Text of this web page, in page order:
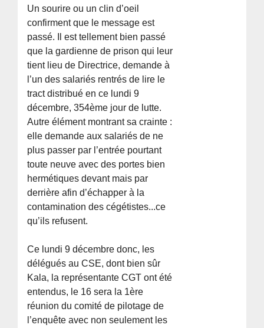
Un sourire ou un clin d’oeil
confirment que le message est
passé. Il est tellement bien passé
que la gardienne de prison qui leur
tient lieu de Directrice, demande à
l’un des salariés rentrés de lire le
tract distribué en ce lundi 9
décembre, 354ème jour de lutte.
Autre élément montrant sa crainte :
elle demande aux salariés de ne
plus passer par l’entrée pourtant
toute neuve avec des portes bien
hermétiques devant mais par
derrière afin d’échapper à la
contamination des cégétistes...ce
qu’ils refusent.
Ce lundi 9 décembre donc, les
délégués au CSE, dont bien sûr
Kala, la représentante CGT ont été
entendus, le 16 sera la 1ère
réunion du comité de pilotage de
l’enquête avec non seulement les